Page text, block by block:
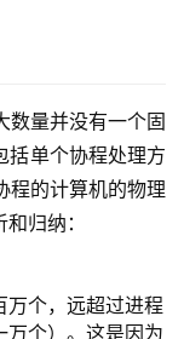
量并没有一个固
括单个协程处理方
程的计算机的物理
归纳：
万个，远超过进程
万个）。这是因为